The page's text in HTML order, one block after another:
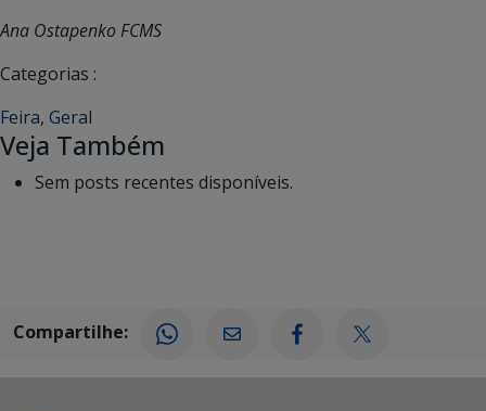
Ana Ostapenko FCMS
Categorias :
Feira, Geral
Veja Também
Sem posts recentes disponíveis.
Compartilhe: